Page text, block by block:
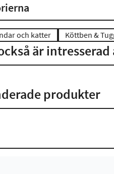
och katter Köttben &
är intresserad
produkter